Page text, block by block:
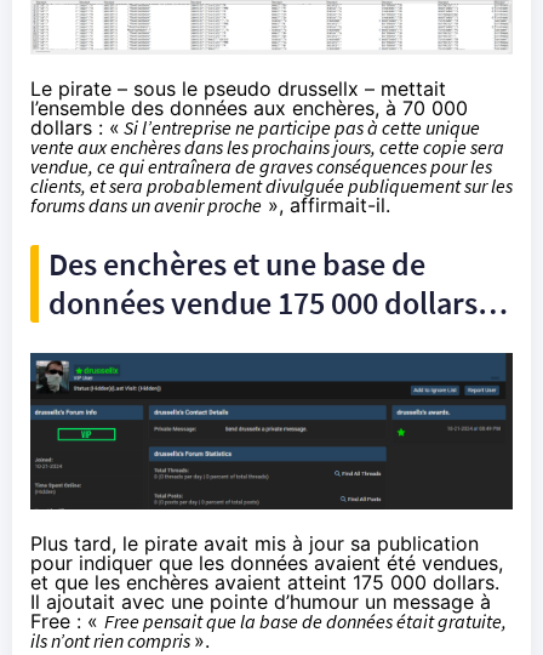
Le pirate – sous le pseudo drussellx – mettait
l’ensemble des données aux enchères, à 70 000
dollars : « Si l’entreprise ne participe pas à cette unique
vente aux enchères dans les prochains jours, cette copie sera
vendue, ce qui entraînera de graves conséquences pour les
clients, et sera probablement divulguée publiquement sur les
forums dans un avenir proche », affirmait-il.
Des enchères et une base de
données vendue 175 000 dollars…
Plus tard, le pirate avait mis à jour sa publication
pour indiquer que les données avaient été vendues,
et que les enchères avaient atteint 175 000 dollars.
Il ajoutait avec une pointe d’humour un message à
Free : « Free pensait que la base de données était gratuite,
ils n’ont rien compris ».